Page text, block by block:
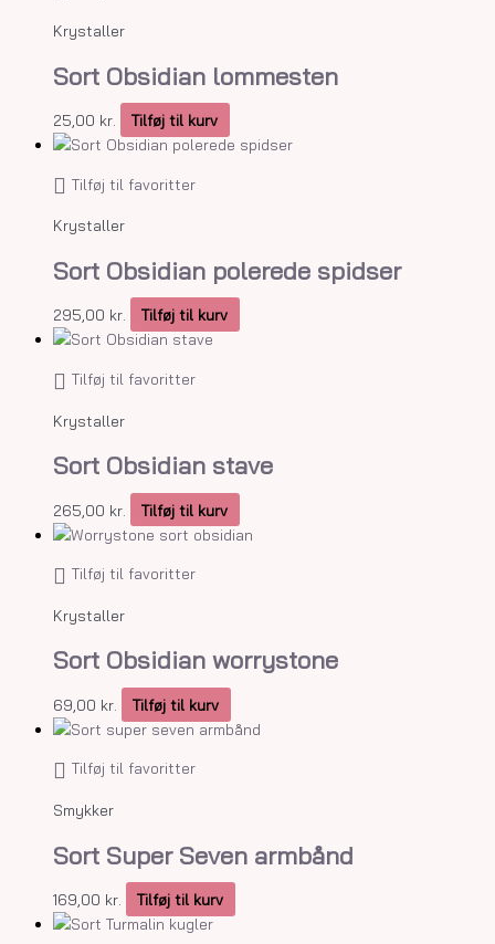
Krystaller
Sort Obsidian lommesten
25,00 kr. Tilføj til kurv
Tilføj til favoritter
Krystaller
Sort Obsidian polerede spidser
295,00 kr. Tilføj til kurv
Tilføj til favoritter
Krystaller
Sort Obsidian stave
265,00 kr. Tilføj til kurv
Tilføj til favoritter
Krystaller
Sort Obsidian worrystone
69,00 kr. Tilføj til kurv
Tilføj til favoritter
Smykker
Sort Super Seven armbånd
169,00 kr. Tilføj til kurv